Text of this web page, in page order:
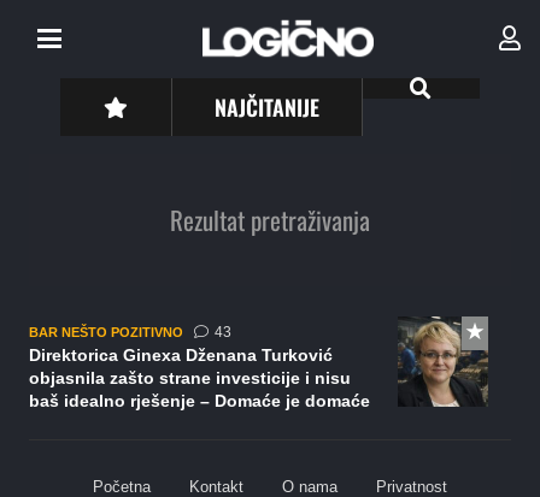
NAJČITANIJE
Rezultat pretraživanja
BAR NEŠTO POZITIVNO 43komentara
Direktorica Ginexa Dženana Turković
objasnila zašto strane investicije i nisu
baš idealno rješenje – Domaće je domaće
Početna Kontakt O nama Privatnost